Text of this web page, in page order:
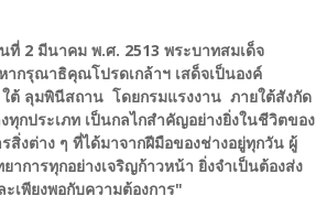
2 มีนาคม พ.ศ. 2513 พระบาทสมเด็จ
กรุณาธิคุณโปรดเกล้าฯ เสด็จเป็นองค์
ต้ ลุมพินีสถาน โดยกรมแรงงาน ภายใต้สังกัด
กประเภท เป็นกลไกสำคัญอย่างยิ่งในชีวิตของ
สิ่งต่าง ๆ ที่ได้มาจากฝีมือของช่างอยู่ทุกวัน ผู้
การทุกอย่างเจริญก้าวหน้า ยิ่งจำเป็นต้องส่ง
เพียงพอกับความต้องการ"